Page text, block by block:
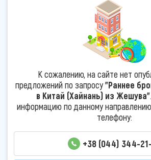
К сожалению, на сайте нет
предложений по запросу"Раннее
в Китай (Хайнань) из Жешува"
информацию по данному
телефону:
+38 (044) 344-